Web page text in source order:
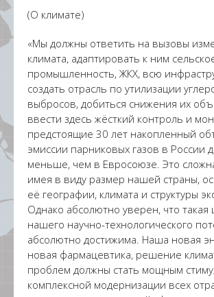
(О климате)
«Мы должны ответить на вызовы
климата, адаптировать к ним
промышленность, ЖКХ, всю
создать отрасль по утилизации
выбросов, добиться снижения их
ввести здесь жёсткий контроль и
предстоящие 30 лет накопленный
эмиссии парниковых газов в России
меньше, чем в Евросоюзе. Это
имея в виду размер нашей страны,
её географии, климата и структуры
Однако абсолютно уверен, что такая
нашего научно-технологического
абсолютно достижима. Наша новая
новая фармацевтика, решение
проблем должны стать мощным
комплексной модернизации всех